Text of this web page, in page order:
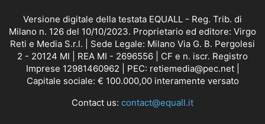
Versione digitale della testata EQUALL - Reg. Trib. di
Milano n. 126 del 10/10/2023. Proprietario ed editore: Virgo
Reti e Media S.r.l. | Sede Legale: Milano Via G. B. Pergolesi
2 - 20124 MI | REA MI - 2696556 | CF e n. iscr. Registro
Imprese 12981460962 | PEC: retiemedia@pec.net |
Capitale sociale: € 100.000,00 interamente versato
Contact us: contact@equall.it